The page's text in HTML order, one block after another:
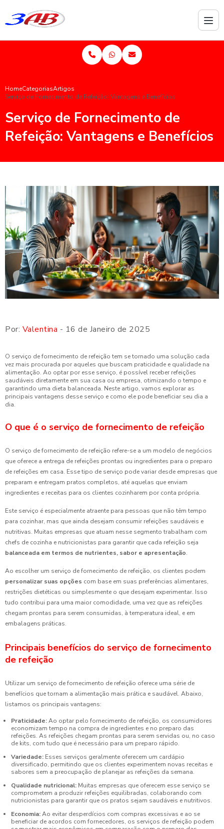
HomeCategoriasArtigos
Serviço de Fornecimento de Refeição: Vantagens e Benefícios
Serviço de Fornecimento de
Refeição: Vantagens e Benefícios
Por: Valentina - 16 de Janeiro de 2025
O serviço de fornecimento de refeição tem se tornado uma solução cada
vez mais procurada por aqueles que buscam praticidade e qualidade na
alimentação. Ao optar por esse serviço, é possível receber refeições
saudáveis diretamente em sua casa ou empresa, otimizando o tempo e
garantindo uma dieta balanceada. Neste artigo, vamos explorar as
principais vantagens desse serviço e como ele pode beneficiar seu dia a
dia.
O que é o serviço de fornecimento de refeição
O serviço de fornecimento de refeição refere-se a um modelo de negócios
que oferece a entrega de refeições prontas ou ingredientes para o preparo
de refeições em casa. Esse tipo de serviço pode variar desde empresas que
preparam e entregam pratos completos, até aquelas que enviam
ingredientes e receitas para os clientes cozinharem por conta própria.
Este serviço é especialmente atraente para pessoas que não têm tempo
para cozinhar, mas que ainda desejam consumir refeições saudáveis e
nutritivas. Muitas empresas que atuam nesse segmento trabalham com
chefs de cozinha e nutricionistas para garantir que cada refeição seja
balanceada em termos de nutrientes, sabor e apresentação.
Ao escolher um serviço de fornecimento de refeição, os clientes podem
personalizar suas opções com base em suas preferências alimentares,
restrições dietéticas ou simplesmente o que desejam experimentar. Isso
tudo contribui para uma maior comodidade, uma vez que as refeições
chegam prontas para serem consumidas, à temperatura ideal, e em
embalagens práticas.
Principais benefícios do serviço de fornecimento
de refeição
Utilizar um serviço de fornecimento de refeição oferece uma série de
benefícios que tornam a alimentação mais prática e saudável. Abaixo,
listamos os principais vantagens:
Praticidade:Ao optar pelo fornecimento de refeição, os consumidores
economizam tempo na compra de ingredientes e no preparo das
refeições. As refeições chegam prontas para serem servidas ou, no caso
de kits, com tudo que é necessário para um preparo rápido.
Variedade: Esses serviços geralmente oferecem um cardápio
diversificado, permitindo que os clientes experimentem novas receitas e
sabores sem a preocupação de planejar as refeições da semana.
Qualidade nutricional: Muitas empresas que oferecem esse serviço se
comprometem a produzir refeições equilibradas, colaborando com
nutricionistas para garantir que os pratos sejam saudáveis e nutritivos.
Economia:Ao evitar desperdícios com compras excessivas e ao se
beneficiar de acordos com fornecedores, os serviços de refeição podem